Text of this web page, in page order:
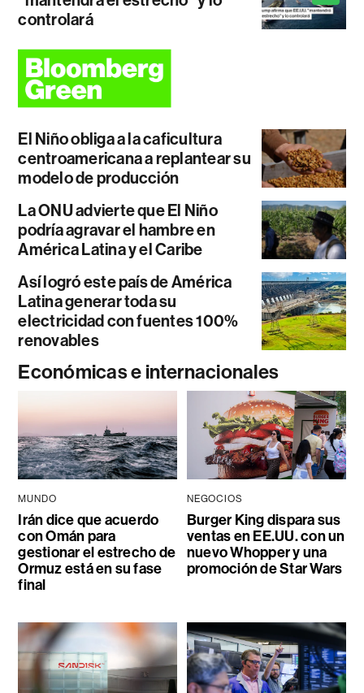
controlará
El Niño obliga a la caficultura
centroamericana a replantear su
modelo de producción
La ONU advierte que El Niño
podría agravar el hambre en
América Latina y el Caribe
Así logró este país de América
Latina generar toda su
electricidad con fuentes 100%
renovables
Económicas e internacionales
MUNDO
Irán dice que acuerdo
con Omán para
gestionar el estrecho de
Ormuz está en su fase
final
NEGOCIOS
Burger King dispara sus
ventas en EE.UU. con un
nuevo Whopper y una
promoción de Star Wars